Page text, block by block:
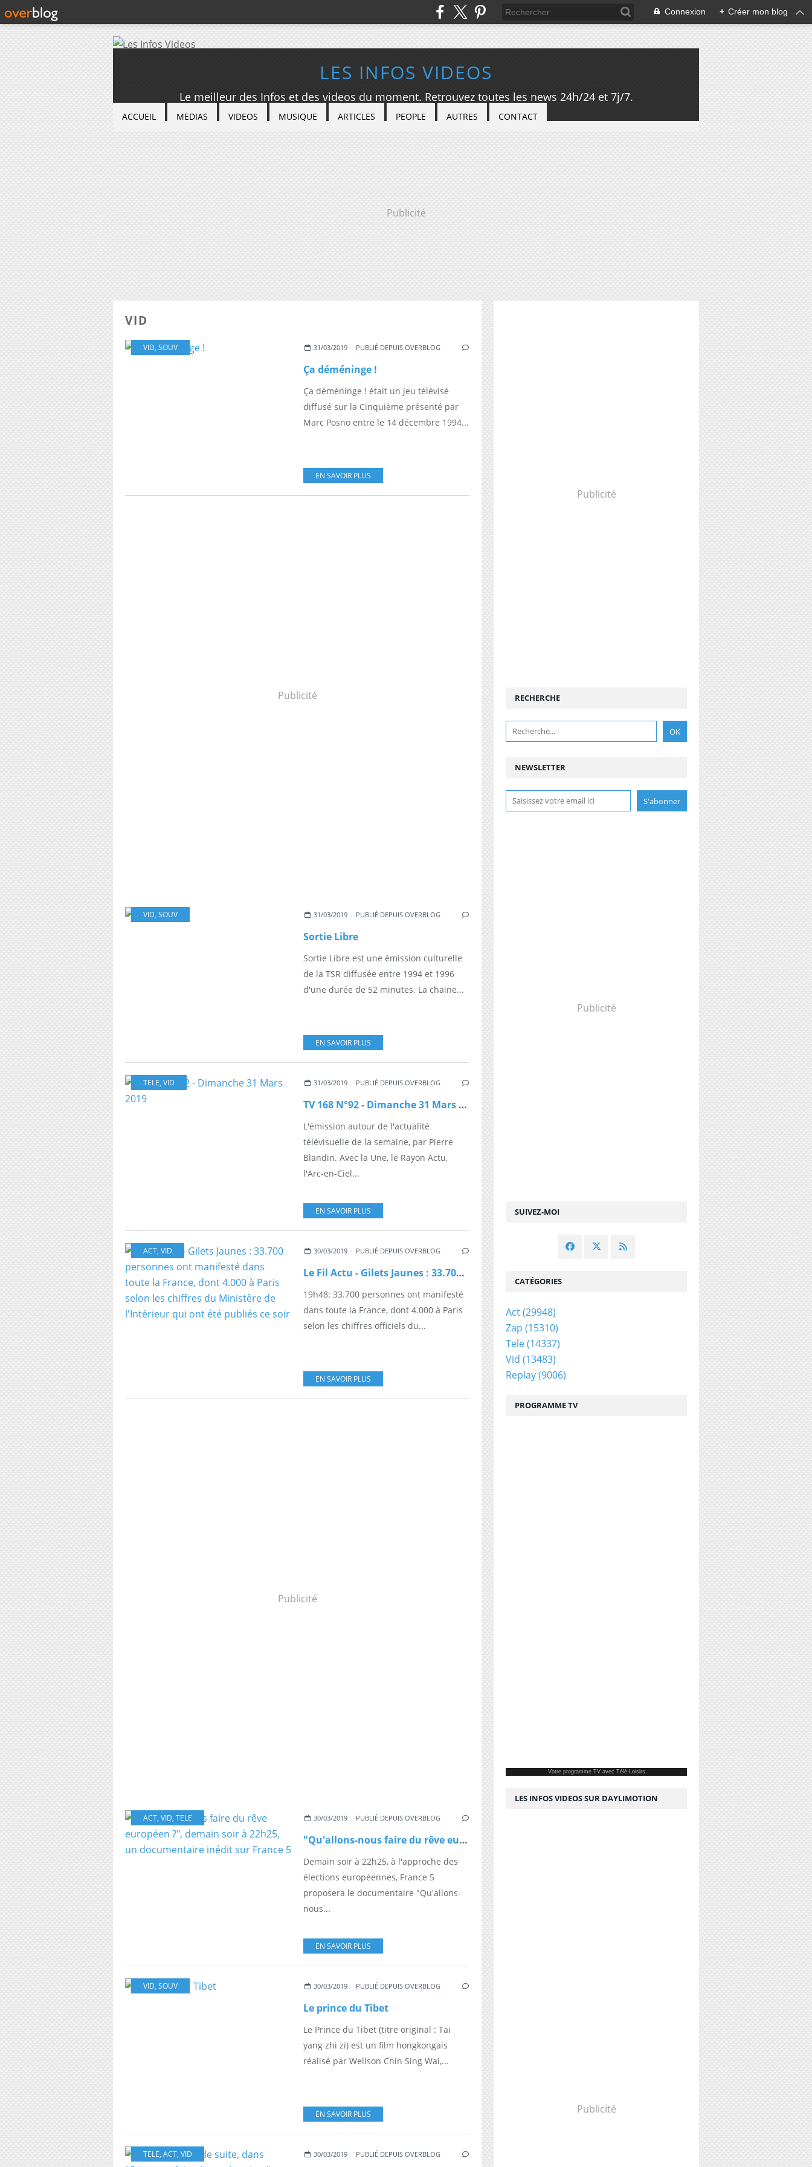
Connexion + Créer mon blog
LES INFOS VIDEOS
Le meilleur des Infos et des videos du moment. Retrouvez toutes les news 24h/24 et 7j/7.
ACCUEIL MEDIAS VIDEOS MUSIQUE ARTICLES PEOPLE AUTRES CONTACT
Publicité
VID
VID, SOUV 31/03/2019 PUBLIÉ DEPUIS OVERBLOG
Ça déméninge !
Ça déméninge ! était un jeu télévisé
diffusé sur la Cinquième présenté par
Marc Posno entre le 14 décembre 1994...
EN SAVOIR PLUS
Publicité
VID, SOUV 31/03/2019 PUBLIÉ DEPUIS OVERBLOG
Sortie Libre
Sortie Libre est une émission culturelle
de la TSR diffusée entre 1994 et 1996
d'une durée de 52 minutes. La chaine...
EN SAVOIR PLUS
TELE, VID 31/03/2019 PUBLIÉ DEPUIS OVERBLOG
TV 168 N°92 - Dimanche 31 Mars 2019
L'émission autour de l'actualité
télévisuelle de la semaine, par Pierre
Blandin. Avec la Une, le Rayon Actu,
l'Arc-en-Ciel...
EN SAVOIR PLUS
ACT, VID 30/03/2019 PUBLIÉ DEPUIS OVERBLOG
Le Fil Actu - Gilets Jaunes : 33.700 personnes ont manifesté dans toute la France, dont 4.000 à Paris selon les chiffres du Ministère de l'Intérieur qui ont été publiés ce soir
19h48: 33.700 personnes ont manifesté
dans toute la France, dont 4.000 à Paris
selon les chiffres officiels du...
EN SAVOIR PLUS
Publicité
ACT, VID, TELE 30/03/2019 PUBLIÉ DEPUIS OVERBLOG
"Qu'allons-nous faire du rêve européen ?", demain soir à 22h25, un documentaire inédit sur France 5
Demain soir à 22h25, à l'approche des
élections européennes, France 5
proposera le documentaire "Qu'allons-
nous...
EN SAVOIR PLUS
VID, SOUV 30/03/2019 PUBLIÉ DEPUIS OVERBLOG
Le prince du Tibet
Le Prince du Tibet (titre original : Tai
yang zhi zi) est un film hongkongais
réalisé par Wellson Chin Sing Wai,...
EN SAVOIR PLUS
TELE, ACT, VID 30/03/2019 PUBLIÉ DEPUIS OVERBLOG
Publicité
NEWSLETTER
SUIVEZ-MOI
RECHERCHE
Publicité
CATÉGORIES
Act(29948)
Zap (15310)
Tele(14337)
Vid (13483)
Replay(9006)
PROGRAMME TV
Votre programme TVavec Télé-Loisirs
LES INFOS VIDEOS SUR DAYLIMOTION
Publicité